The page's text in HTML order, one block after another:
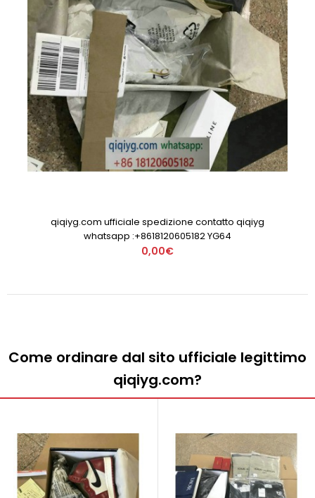
qiqiyg.com ufficiale spedizione contatto qiqiyg
whatsapp :+8618120605182 YG64
0,00€
Come ordinare dal sito ufficiale legittimo
qiqiyg.com?